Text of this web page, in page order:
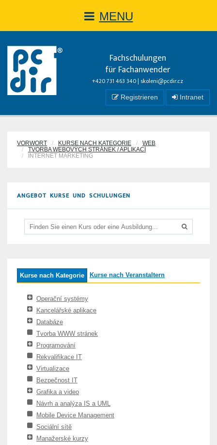
MENU
Fachschulungen
für Fachanwender
+420 731 463 340 | skoleni@pcdir.cz
Registrieren Intranet
VORWORT KURSE NACH KATEGORIE
WEB
TVORBA WEBOVÝCH STRÁNEK / APLIKACÍ
INTERNET MARKETING
ANGEBOT KURSE UND SCHULUNGEN
Kurse nach Kategorie Kurse nach Veranstaltern
Operační systémy
Kancelářské aplikace
Databáze
Tvorba WWW stránek
Programování
Rekvalifikace IT
Virtualizace
Bezpečnost IT
Grafika a video
Návrh a analýza IS a UML
Mobile Device Management
Sociální sítě
Manažerské kurzy